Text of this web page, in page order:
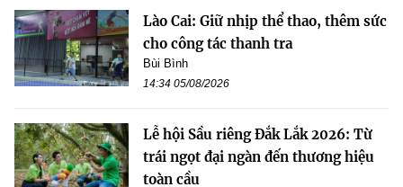
Lào Cai: Giữ nhịp thể thao, thêm sức
cho công tác thanh tra
Bùi Bình
14:34 05/08/2026
Lễ hội Sầu riêng Đắk Lắk 2026: Từ
trái ngọt đại ngàn đến thương hiệu
toàn cầu